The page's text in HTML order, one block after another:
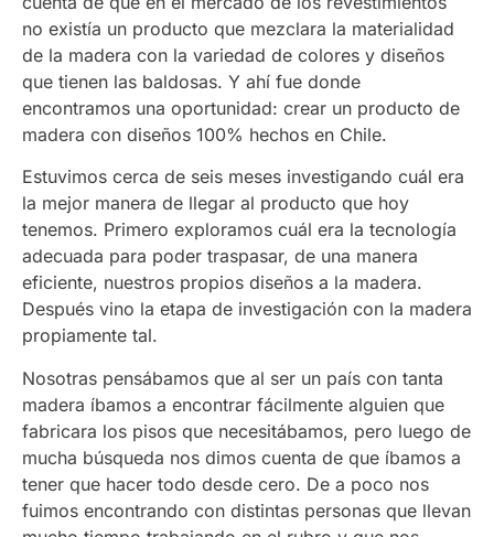
no existía un producto que mezclara la materialidad
de la madera con la variedad de colores y diseños
que tienen las baldosas. Y ahí fue donde
encontramos una oportunidad: crear un producto de
madera con diseños 100% hechos en Chile.
Estuvimos cerca de seis meses investigando cuál era
la mejor manera de llegar al producto que hoy
tenemos. Primero exploramos cuál era la tecnología
adecuada para poder traspasar, de una manera
eficiente, nuestros propios diseños a la madera.
Después vino la etapa de investigación con la madera
propiamente tal.
Nosotras pensábamos que al ser un país con tanta
madera íbamos a encontrar fácilmente alguien que
fabricara los pisos que necesitábamos, pero luego de
mucha búsqueda nos dimos cuenta de que íbamos a
tener que hacer todo desde cero. De a poco nos
fuimos encontrando con distintas personas que llevan